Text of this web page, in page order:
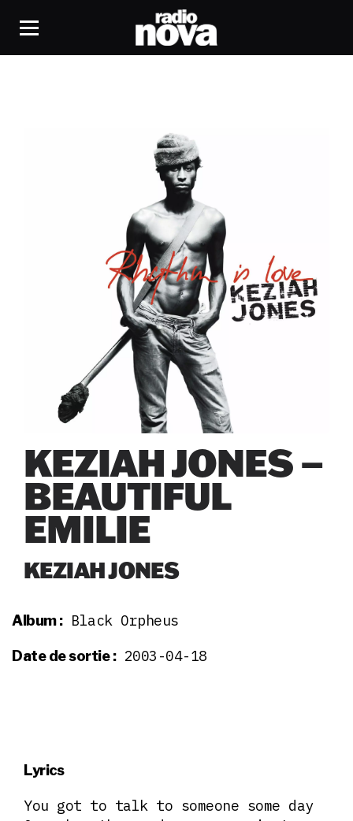
KEZIAH JONES –
BEAUTIFUL
EMILIE
KEZIAH JONES
Album :Black Orpheus
Date de sortie :2003-04-18
Lyrics
You got to talk to someone some day